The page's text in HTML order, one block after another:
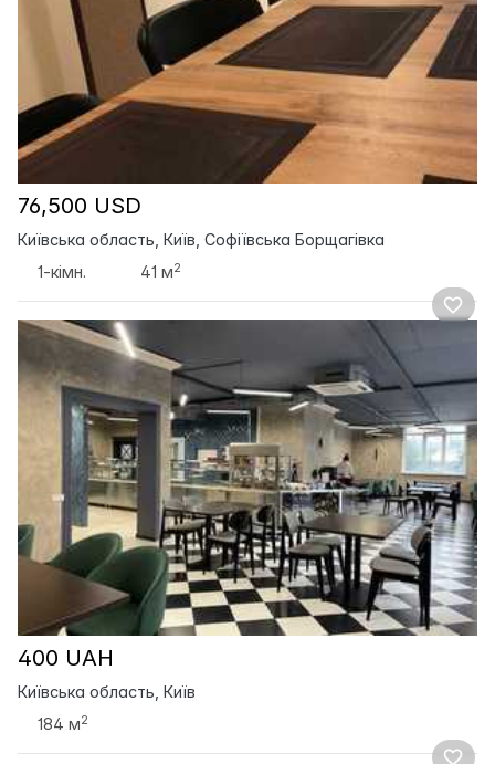
76,500 USD
Київська область, Київ, Софіївська Борщагівка
1-кімн.
41 м2
400 UAH
Київська область, Київ
184 м2